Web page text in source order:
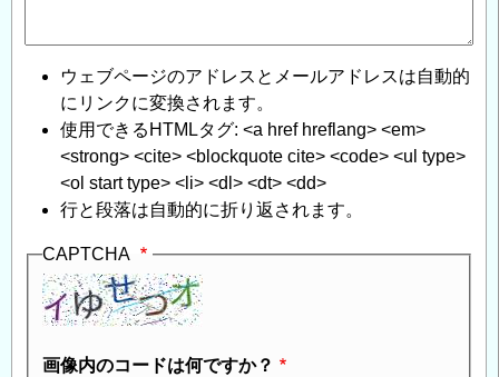
ウェブページのアドレスとメールアドレスは自動的
にリンクに変換されます。
使用できるHTMLタグ: <a href hreflang> <em>
<strong> <cite> <blockquote cite> <code> <ul type>
<ol start type> <li> <dl> <dt> <dd>
行と段落は自動的に折り返されます。
CAPTCHA
画像内のコードは何ですか？